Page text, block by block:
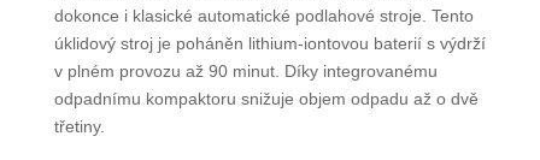
dokonce i klasické automatické podlahové stroje. Tento
úklidový stroj je poháněn lithium-iontovou baterií s výdrží
v plném provozu až 90 minut. Díky integrovanému
odpadnímu kompaktoru snižuje objem odpadu až o dvě
třetiny.